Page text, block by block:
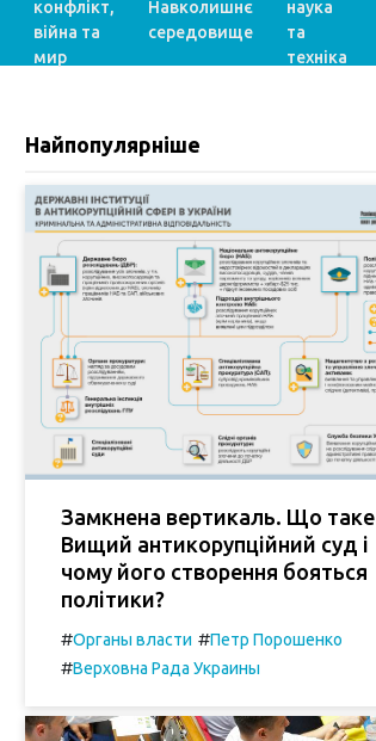
конфлікт,
війна та
мир
Навколишнє
середовище
наука
та
техніка
Найпопулярніше
Замкнена вертикаль. Що таке
Вищий антикорупційний суд і
чому його створення бояться
політики?
#Органы власти #Петр Порошенко
#Верховна Рада Украины